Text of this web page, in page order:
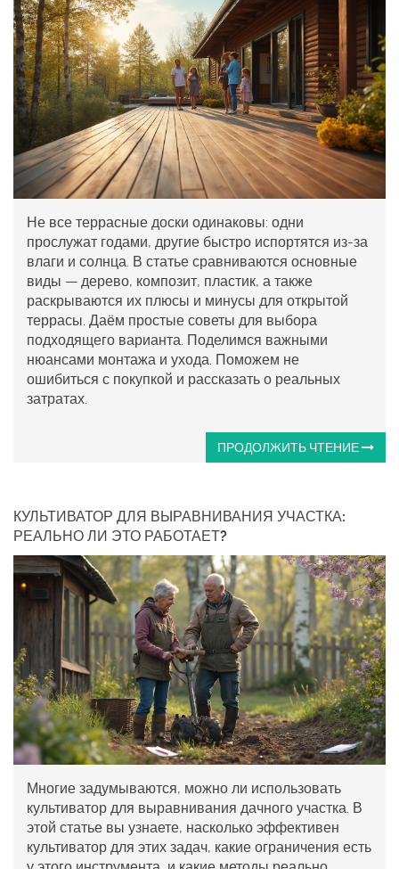
Не все террасные доски одинаковы: одни
прослужат годами, другие быстро испортятся из-за
влаги и солнца. В статье сравниваются основные
виды — дерево, композит, пластик, а также
раскрываются их плюсы и минусы для открытой
террасы. Даём простые советы для выбора
подходящего варианта. Поделимся важными
нюансами монтажа и ухода. Поможем не
ошибиться с покупкой и рассказать о реальных
затратах.
ПРОДОЛЖИТЬ ЧТЕНИЕ
КУЛЬТИВАТОР ДЛЯ ВЫРАВНИВАНИЯ УЧАСТКА:
РЕАЛЬНО ЛИ ЭТО РАБОТАЕТ?
Многие задумываются, можно ли использовать
культиватор для выравнивания дачного участка. В
этой статье вы узнаете, насколько эффективен
культиватор для этих задач, какие ограничения есть